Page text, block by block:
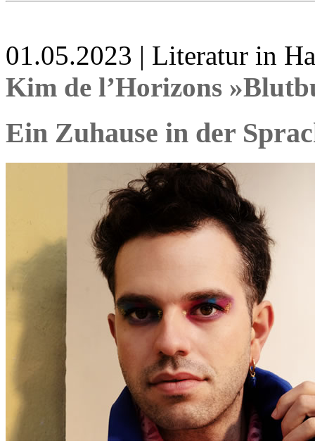
01.05.2023 | Literatur in
Kim de l’Horizons
Ein Zuhause in der